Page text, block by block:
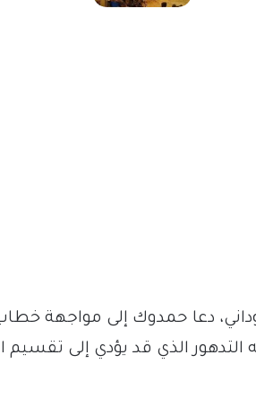
دعا حمدوك إلى مواجهة
الذي قد يؤدي إلى تقسيم